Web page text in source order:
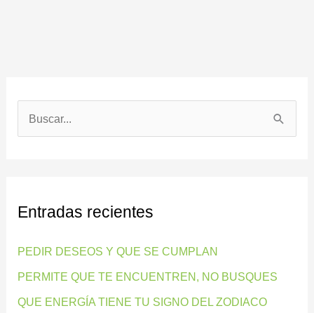
a
p
o
r
Entradas recientes
PEDIR DESEOS Y QUE SE CUMPLAN
PERMITE QUE TE ENCUENTREN, NO BUSQUES
QUE ENERGÍA TIENE TU SIGNO DEL ZODIACO